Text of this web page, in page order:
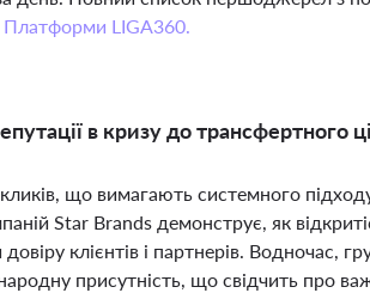
Платформи LIGA360.
в кризу до трансфертного
що вимагають системного
Star Brands демонструє, як
клієнтів і партнерів. Водночас,
присутність, що свідчить про